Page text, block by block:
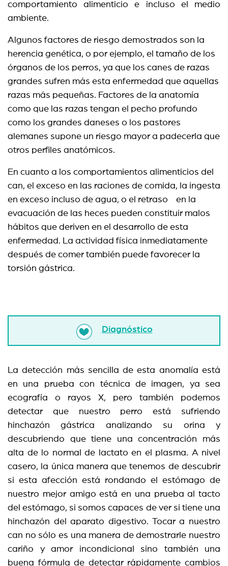
comportamiento alimenticio e incluso el medio
ambiente.
Algunos factores de riesgo demostrados son la
herencia genética, o por ejemplo, el tamaño de los
órganos de los perros, ya que los canes de razas
grandes sufren más esta enfermedad que aquellas
razas más pequeñas. Factores de la anatomía
como que las razas tengan el pecho profundo
como los grandes daneses o los pastores
alemanes supone un riesgo mayor a padecerla que
otros perfiles anatómicos.
En cuanto a los comportamientos alimenticios del
can, el exceso en las raciones de comida, la ingesta
en exceso incluso de agua, o el retraso en la
evacuación de las heces pueden constituir malos
hábitos que deriven en el desarrollo de esta
enfermedad. La actividad física inmediatamente
después de comer también puede favorecer la
torsión gástrica.
Diagnóstico
La detección más sencilla de esta anomalía está
en una prueba con técnica de imagen, ya sea
ecografía o rayos X, pero también podemos
detectar que nuestro perro está sufriendo
hinchazón gástrica analizando su orina y
descubriendo que tiene una concentración más
alta de lo normal de lactato en el plasma. A nivel
casero, la única manera que tenemos de descubrir
si esta afección está rondando el estómago de
nuestro mejor amigo está en una prueba al tacto
del estómago, si somos capaces de ver si tiene una
hinchazón del aparato digestivo. Tocar a nuestro
can no sólo es una manera de demostrarle nuestro
cariño y amor incondicional sino también una
buena fórmula de detectar rápidamente cambios